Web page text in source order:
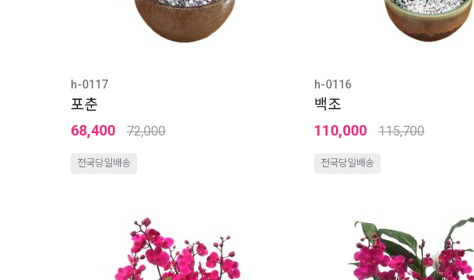
h-0117
포춘
68,400
72,000
전국당일배송
h-0116
백조
110,000
115,700
전국당일배송